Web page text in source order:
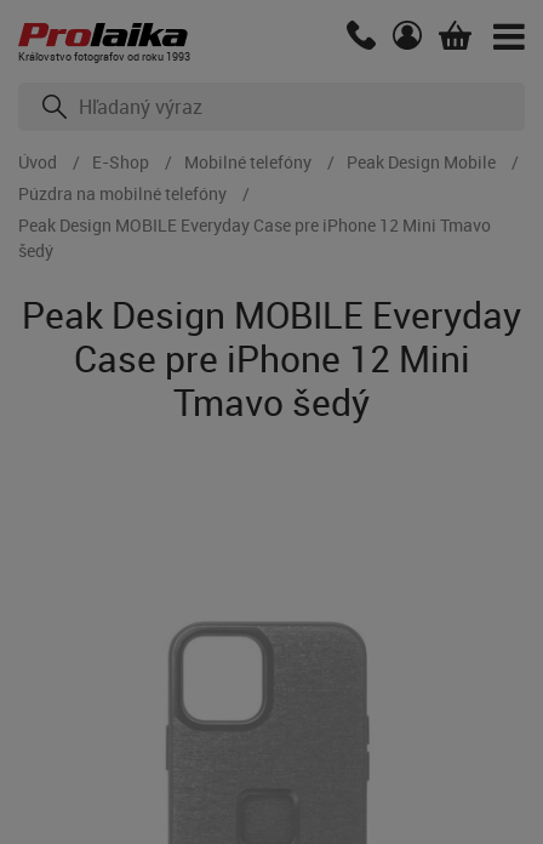
Kráľovstvo fotografov od roku 1993
Úvod E-Shop Mobilné telefóny
Peak Design Mobile
Púzdra na mobilné telefóny
Peak Design MOBILE Everyday Case pre iPhone 12 Mini Tmavo
šedý
Peak Design MOBILE Everyday
Case pre iPhone 12 Mini
Tmavo šedý